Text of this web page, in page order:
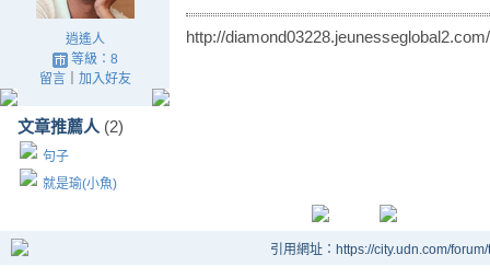
逍遙人
等級：8
留言｜ 加入好友
文章推薦人 (2)
句子
就是瑜(小魚)
http://
引用網址：https://city.udn.com/